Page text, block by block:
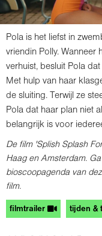
Pola is het liefst in
vriendin Polly. Wanneer
verhuist, besluit Pola
Met hulp van haar
de sluiting. Terwijl ze
Pola dat haar plan niet
belangrijk is voor
De film 'Splish Splash
Haag en Amsterdam.
bioscoopagenda van
film.
filmtrailer tijden &